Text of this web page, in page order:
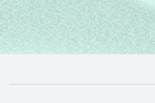
SM
Mais de 5